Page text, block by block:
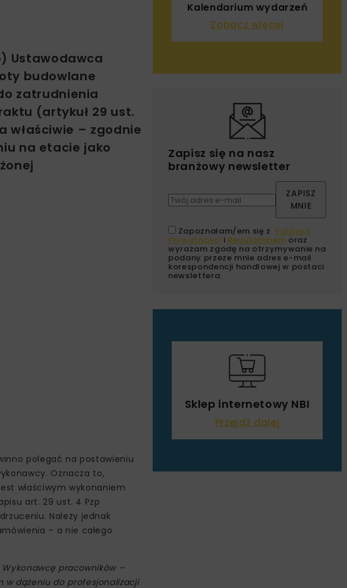
Ustawodawca
budowlane
zatrudnienia
(artykuł 29 ust.
właściwie – zgodnie
na etacie jako
polegać na postawieniu
Oznacza to,
właściwym wykonaniem
art. 29 ust. 4 Pzp
Należy jednak
– a nie całego
pracowników –
w dążeniu do profesjonalizacji
Kalendarium wydarzeń
Zobacz więcej
Zapisz się na nasz
branżowy newsletter
ZAPISZ
MNIE
Zapoznałam/em się z Polityką
Prywatności i Regulaminem oraz
wyrażam zgodę na otrzymywanie na
podany przeze mnie adres e-mail
korespondencji handlowej w postaci
newslettera.
Sklep internetowy NBI
Przejdź dalej